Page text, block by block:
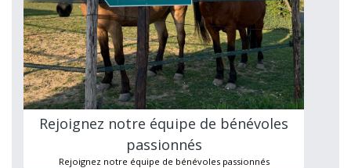
Rejoignez notre équipe de bénévoles
passionnés
Rejoignez notre équipe de bénévoles passionnés